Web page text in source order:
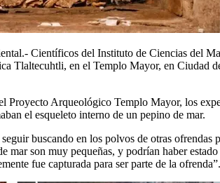
Científicos del Instituto de Ciencias
Tlaltecuhtli, en el Templo Mayor, en Ciudad
Arqueológico Templo Mayor, los
el esqueleto interno de un pepino de mar.
buscando en los polvos de otras ofrendas
mar son muy pequeñas, y podrían haber
fue capturada para ser parte de la ofrenda”.